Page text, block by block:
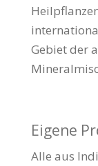
Gebiet der
Eigene
Alle aus